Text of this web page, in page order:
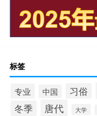
标签
专业 中国 习俗
冬季 唐代 大学